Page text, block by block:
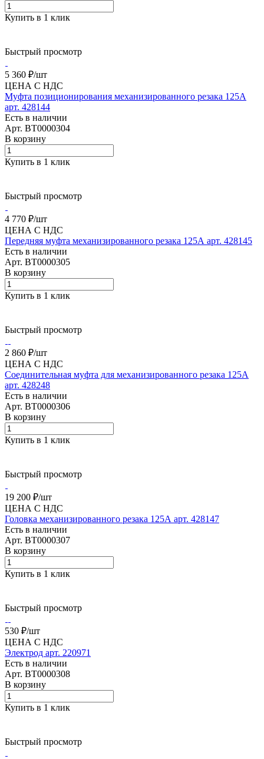
Купить в 1 клик
Быстрый просмотр
5 360 ₽/шт
ЦЕНА С НДС
Муфта позиционирования механизированного резака 125А
арт. 428144
Есть в наличии
Арт. BT0000304
В корзину
Купить в 1 клик
Быстрый просмотр
4 770 ₽/шт
ЦЕНА С НДС
Передняя муфта механизированного резака 125А арт. 428145
Есть в наличии
Арт. BT0000305
В корзину
Купить в 1 клик
Быстрый просмотр
2 860 ₽/шт
ЦЕНА С НДС
Соединительная муфта для механизированного резака 125А
арт. 428248
Есть в наличии
Арт. BT0000306
В корзину
Купить в 1 клик
Быстрый просмотр
19 200 ₽/шт
ЦЕНА С НДС
Головка механизированного резака 125А арт. 428147
Есть в наличии
Арт. BT0000307
В корзину
Купить в 1 клик
Быстрый просмотр
530 ₽/шт
ЦЕНА С НДС
Электрод арт. 220971
Есть в наличии
Арт. BT0000308
В корзину
Купить в 1 клик
Быстрый просмотр